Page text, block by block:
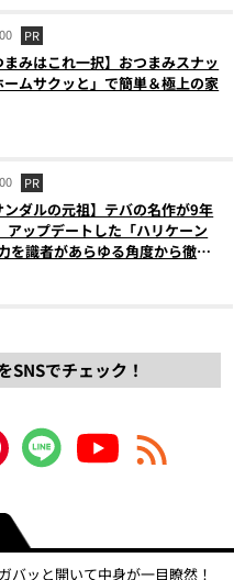
PR
まみはこれ一択】おつまみスナッ
ムサクッと」で簡単＆極上の家
PR
ンダルの元祖】テバの名作が9年
アップデートした「ハリケーン
を識者があらゆる角度から徹底
SNSでチェック！
バッと開いて中身が一目瞭然！